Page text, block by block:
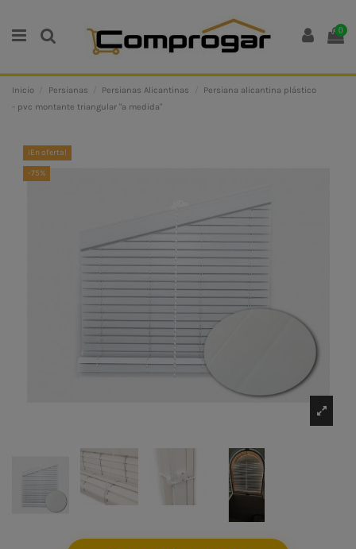
0
Inicio Persianas Persianas Alicantinas
Persiana alicantina plástico
- pvc montante triangular "a medida"
¡En oferta!
-75%